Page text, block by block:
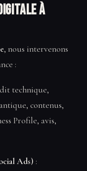
à
, nous intervenons
:
technique,
contenus,
Profile, avis,
Ads) :